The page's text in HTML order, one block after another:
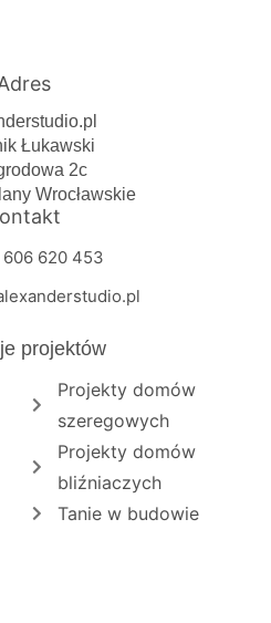
Łukawski
2c
Wrocławskie
620 453
projektów
Projekty domów
szeregowych
Projekty domów
bliźniaczych
Tanie w budowie